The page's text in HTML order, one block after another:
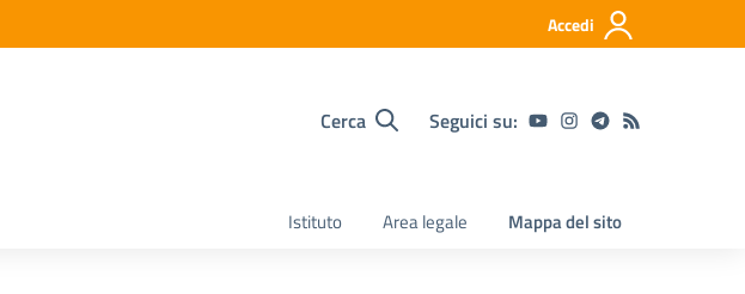
Accedi
Cerca Seguici su:
Istituto Area legale Mappa del sito